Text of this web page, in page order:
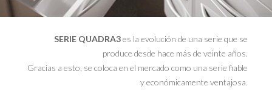
SERIE QUADRA3es la evolución de una serie que se
produce desde hace más de veinte años.
Gracias a esto, se coloca en el mercado como una serie fiable
y económicamente ventajosa.